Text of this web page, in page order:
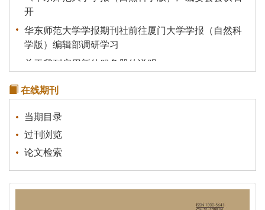
开
华东师范大学学报期刊社前往厦门大学学报（自然科
学版）编辑部调研学习
关于我刊启用新的服务器的说明
关于有不法分子冒充本刊行骗的声明
在线期刊
当期目录
过刊浏览
论文检索